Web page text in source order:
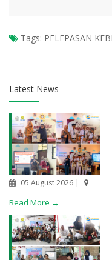
Tags: PELEPASAN
Latest News
05 August 2026 |
Read More →